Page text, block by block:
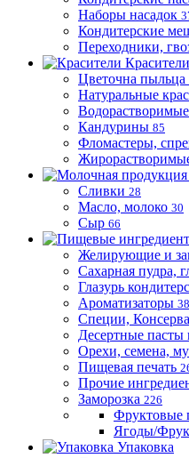
Наборы насадок
Кондитерские
Переходники,
Красители
Цветочна пыльца
Натуральные
Кандурины 85
Фломастеры,
Сливки 28
Масло, молоко 30
Сыр 66
Желирующие и
Сахарная пудра,
Глазурь
Ароматизаторы 38
Специи,
Десертные пасты
Орехи, семена,
Пищевая печать
Прочие
Заморозка 226
Фруктовые
Ягоды/
Упаковка